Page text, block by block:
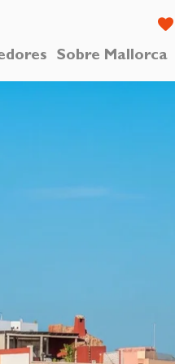
Sobre Mallorca